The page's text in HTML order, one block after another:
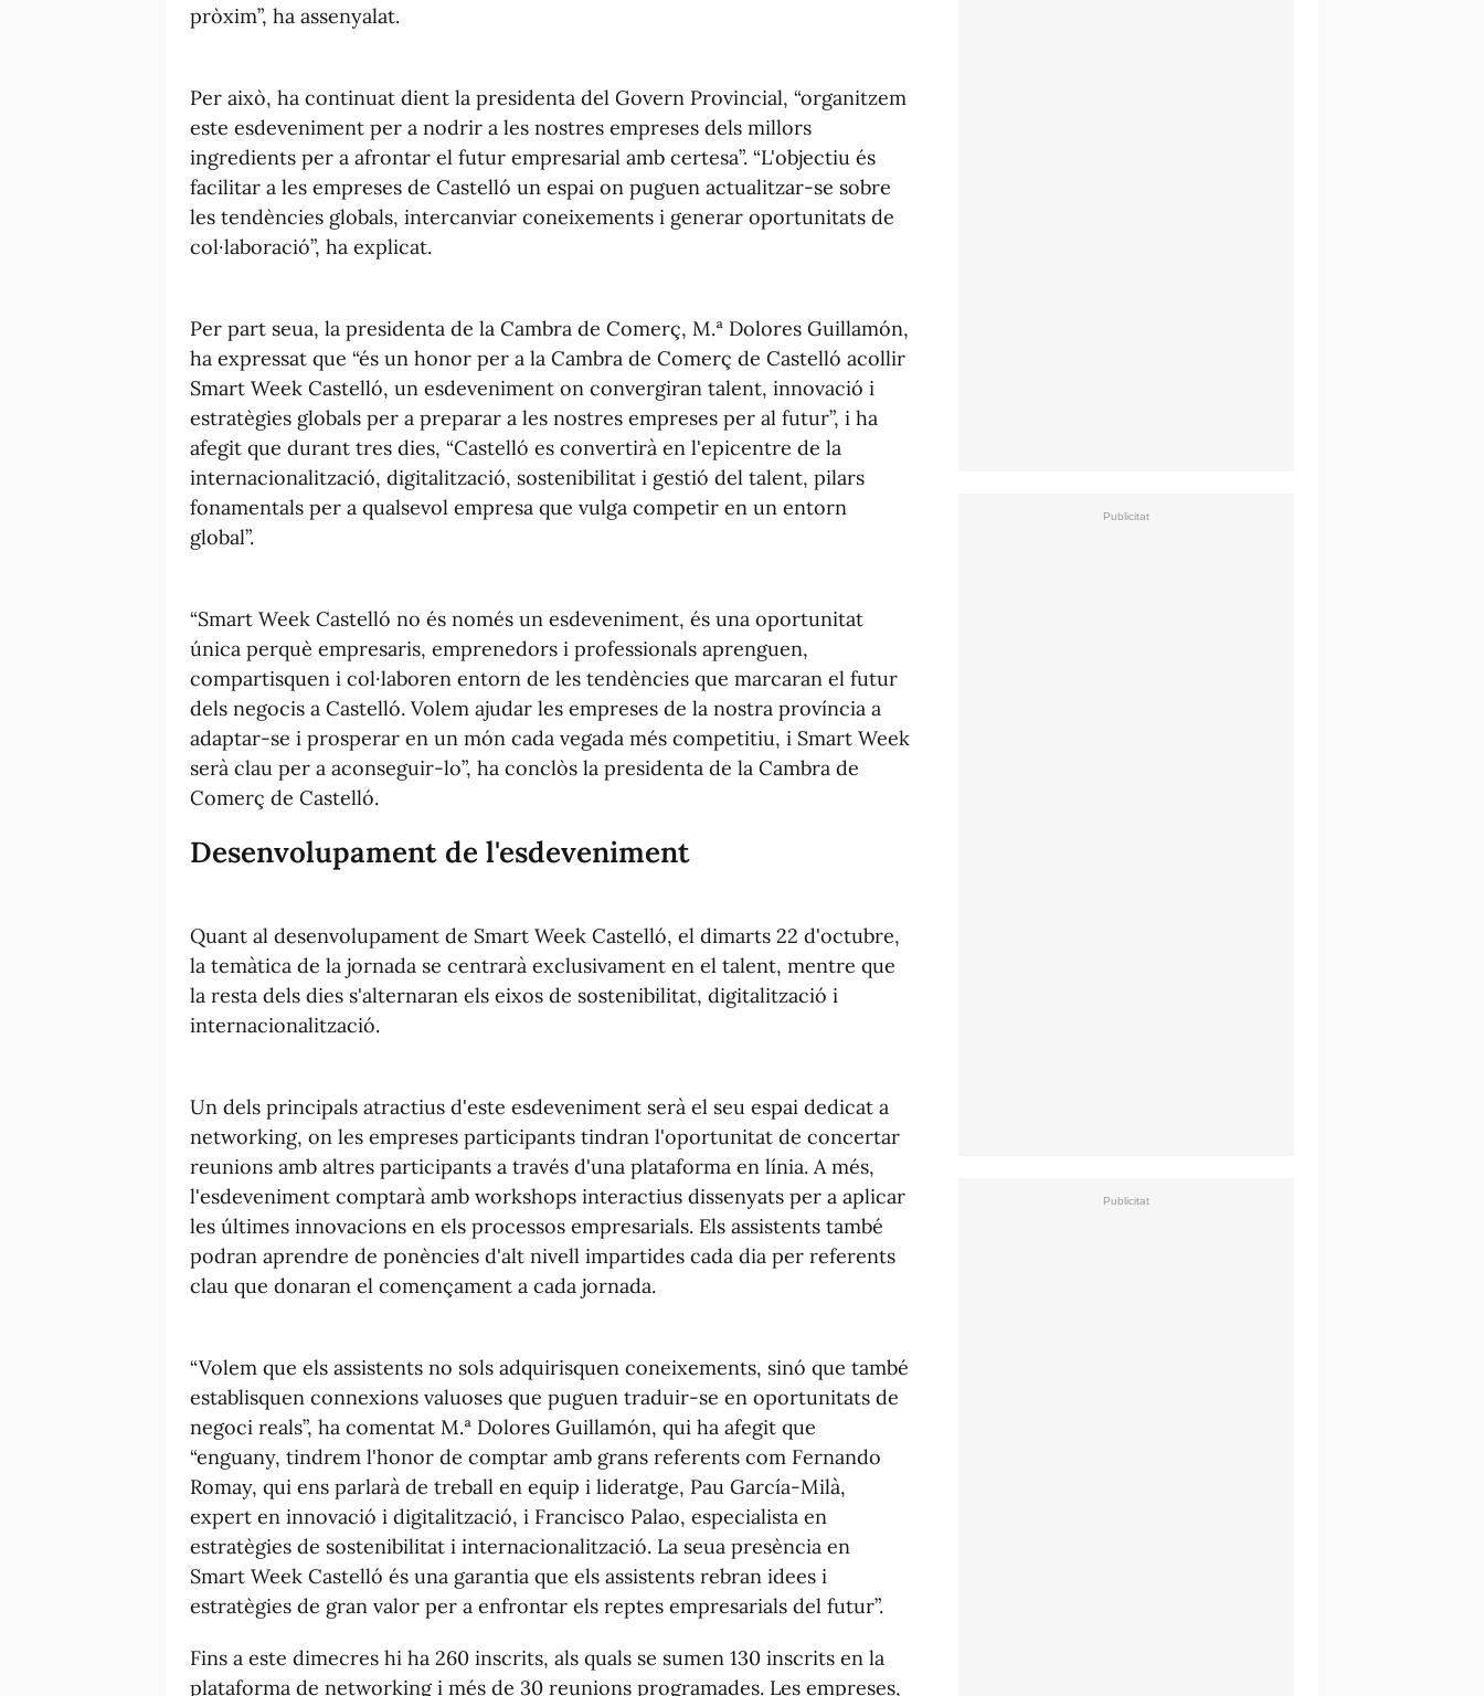
pròxim”, ha assenyalat.
Per això, ha continuat dient la presidenta del Govern Provincial, “organitzem
este esdeveniment per a nodrir a les nostres empreses dels millors
ingredients per a afrontar el futur empresarial amb certesa”. “L'objectiu és
facilitar a les empreses de Castelló un espai on puguen actualitzar-se sobre
les tendències globals, intercanviar coneixements i generar oportunitats de
col·laboració”, ha explicat.
Per part seua, la presidenta de la Cambra de Comerç, M.ª Dolores Guillamón,
ha expressat que “és un honor per a la Cambra de Comerç de Castelló acollir
Smart Week Castelló, un esdeveniment on convergiran talent, innovació i
estratègies globals per a preparar a les nostres empreses per al futur”, i ha
afegit que durant tres dies, “Castelló es convertirà en l'epicentre de la
internacionalització, digitalització, sostenibilitat i gestió del talent, pilars
fonamentals per a qualsevol empresa que vulga competir en un entorn
global”.
“Smart Week Castelló no és només un esdeveniment, és una oportunitat
única perquè empresaris, emprenedors i professionals aprenguen,
compartisquen i col·laboren entorn de les tendències que marcaran el futur
dels negocis a Castelló. Volem ajudar les empreses de la nostra província a
adaptar-se i prosperar en un món cada vegada més competitiu, i Smart Week
serà clau per a aconseguir-lo”, ha conclòs la presidenta de la Cambra de
Comerç de Castelló.
Desenvolupament de l'esdeveniment
Quant al desenvolupament de Smart Week Castelló, el dimarts 22 d'octubre,
la temàtica de la jornada se centrarà exclusivament en el talent, mentre que
la resta dels dies s'alternaran els eixos de sostenibilitat, digitalització i
internacionalització.
Un dels principals atractius d'este esdeveniment serà el seu espai dedicat a
networking, on les empreses participants tindran l'oportunitat de concertar
reunions amb altres participants a través d'una plataforma en línia. A més,
l'esdeveniment comptarà amb workshops interactius dissenyats per a aplicar
les últimes innovacions en els processos empresarials. Els assistents també
podran aprendre de ponències d'alt nivell impartides cada dia per referents
clau que donaran el començament a cada jornada.
“Volem que els assistents no sols adquirisquen coneixements, sinó que també
establisquen connexions valuoses que puguen traduir-se en oportunitats de
negoci reals”, ha comentat M.ª Dolores Guillamón, qui ha afegit que
“enguany, tindrem l'honor de comptar amb grans referents com Fernando
Romay, qui ens parlarà de treball en equip i lideratge, Pau García-Milà,
expert en innovació i digitalització, i Francisco Palao, especialista en
estratègies de sostenibilitat i internacionalització. La seua presència en
Smart Week Castelló és una garantia que els assistents rebran idees i
estratègies de gran valor per a enfrontar els reptes empresarials del futur”.
Fins a este dimecres hi ha 260 inscrits, als quals se sumen 130 inscrits en la
plataforma de networking i més de 30 reunions programades. Les empreses,